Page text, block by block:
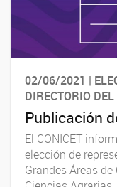
02/06/2021 |
DIRECTORIO
Publicación
El CONICET
elección de
Grandes Áreas